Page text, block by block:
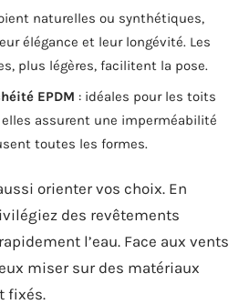
naturelles ou synthétiques,
élégance et leur longévité. Les
plus légères, facilitent la pose.
EPDM : idéales pour les toits
assurent une imperméabilité
toutes les formes.
orienter vos choix. En
des revêtements
l’eau. Face aux vents
miser sur des matériaux
fixés.